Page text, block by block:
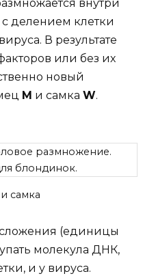
внутри
делением клетки
В результате
или без их
новый
M и самка W.
самка
сложения (единицы
молекула ДНК,
и у вируса.